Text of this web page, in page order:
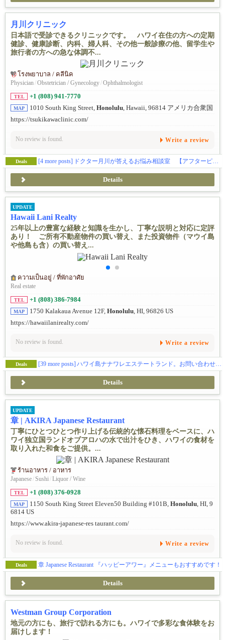
月川クリニック
日本語で受診できるクリニックです。 ハワイ在住の方への定期
健診、健康診断、内科、婦人科、その他一般診療の他、留学生や
旅行者の方への急な体調不...
โรงพยาบาล / คลีนิค
Physician/Obstetrician / Gynecology/Ophthalmologist
TEL +1 (808) 941-7770
MAP 1010 South King Street, Honolulu, Hawaii, 96814 アメリカ合衆国
https://tsukikawaclinic.com/
No review is found. Write a review
Deals [4 more posts] ドクター月川が答えるお悩み相談室 【アフターピル（緊急避妊ピル）・アメリカ編】Vol.1
Details
UPDATE
Hawaii Lani Realty
25年以上の豊富な経験と知識を生かし、丁寧な説明と対応に定評
あり！ ご所有不動産物件の買い替え、また投資物件（マウイ島
や他島も含）の買い替え...
ความเป็นอยู่ / ที่พักอาศัย
Real estate
TEL +1 (808) 386-7984
MAP 1750 Kalakaua Avenue 12F, Honolulu , HI, 96826 US
https://hawaiilanirealty.com/
No review is found. Write a review
Deals [39 more posts] ハワイ島ナナワレエステートランド。お問い合わせはともこKubiak（８０８－３８６－７９８４）まで連絡くださいませ。
Details
UPDATE
章 | AKIRA Japanese Restaurant
丁寧にひとつひとつ作り上げる伝統的な懐石料理をベースに、ハ
ワイ独立国ランドオブアロハの水で出汁をひき、ハワイの食材を
取り入れた和食をご提供。...
ร้านอาหาร / อาหาร
Japanese/ Sushi/Liquor / Wine
TEL +1 (808) 376-0928
MAP 1150 South King Street Eleven50 Building #101B, Honolulu, HI, 9
6814 US
https://www.akira-japanese-res taurant.com/
No review is found. Write a review
Deals 章 Japanese Restaurant 『ハッピーアワー』メニューもおすすめです！
Details
Westman Group Corporation
地元の方にも、旅行で訪れる方にも。ハワイで多彩な食体験をお
届けします！